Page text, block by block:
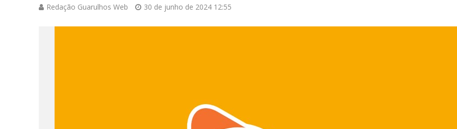
Redação Guarulhos Web 30 de junho de 2024 12:55